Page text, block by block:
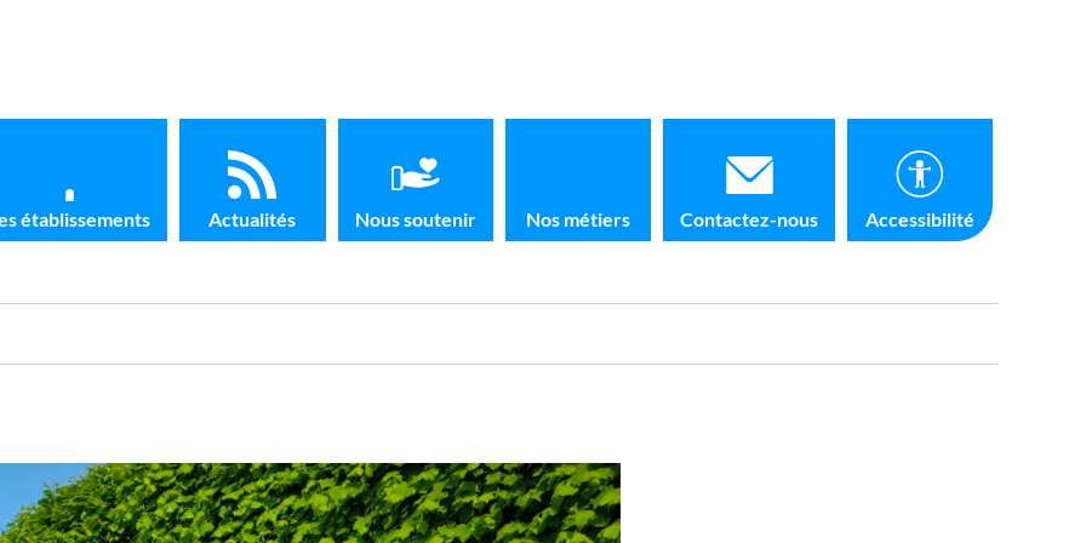
établissements Actualités Nous soutenir Nos métiers Contactez-nous Accessibilité